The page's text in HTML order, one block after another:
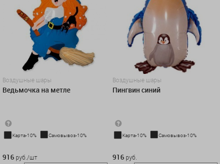
Воздушные шары
Ведьмочка на метле
Карта-10% Самовывоз-10%
916 руб./шт
Воздушные шары
Пингвин синий
Карта-10% Самовывоз-10%
916 руб.